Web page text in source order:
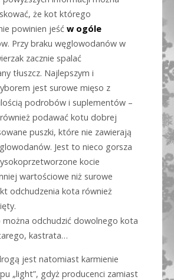
że kot którego
powinien jeść w ogóle
Przy braku węglowodanów w
zacznie spalać
tłuszcz. Najlepszym i
jest surowe mięso z
podrobów i suplementów –
również podawać kotu dobrej
puszki, które nie zawierają
Jest to nieco gorsza
kocie
wartościowe niż surowe
odchudzenia kota również
odchudzić dowolnego kota
kastrata…
jest natomiast karmienie
„light”, gdyż producenci zamiast